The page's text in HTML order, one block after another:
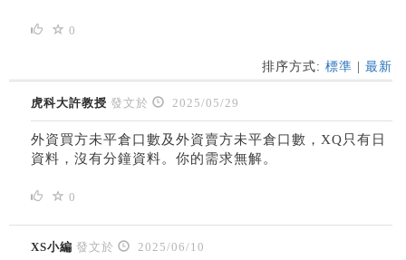
0
排序方式: 標準 最新
虎科大許教授 發文於 2025/05/29
外資買方未平倉口數及外資賣方未平倉口數，XQ只有日
資料，沒有分鐘資料。你的需求無解。
0
XS小編 發文於 2025/06/10